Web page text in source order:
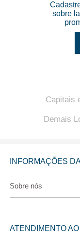
sobre
Capitais
Demais
INFORMAÇÕES
Sobre nós
ATENDIMENTO